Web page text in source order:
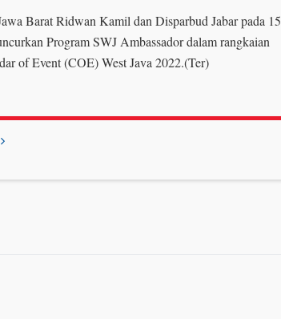
Barat Ridwan Kamil dan Disparbud Jabar pada 15
Program SWJ Ambassador dalam rangkaian
of Event (COE) West Java 2022.(Ter)